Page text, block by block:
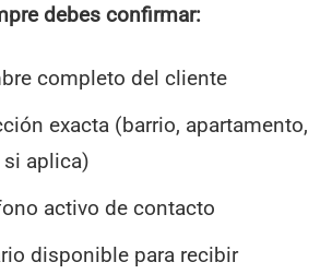
debes confirmar:
completo del cliente
exacta (barrio, apartamento,
si aplica)
activo de contacto
disponible para recibir